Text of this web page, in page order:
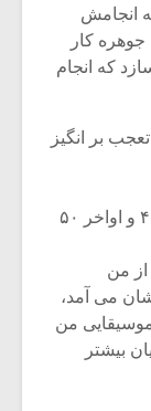
انجامش
کار
که انجام
بر انگیز
برای من که قبل از آن در اواخر دهه ۴۰ و اواخر ۵۰
از من
می آمد،
من
بیشتر
موسیقی